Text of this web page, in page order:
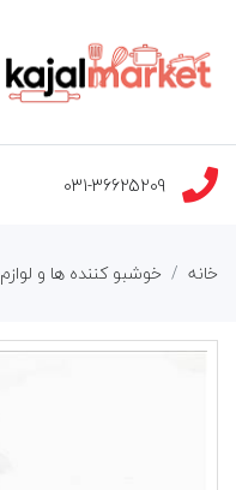
031-36625209
خانه خوشبو کننده ها و لوازم